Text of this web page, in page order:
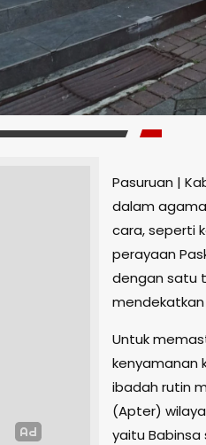
Pasuruan |
dalam
cara, seperti
perayaan
dengan satu
mendekatkan
Untuk
kenyamanan
ibadah rutin
(Apter)
yaitu Babinsa